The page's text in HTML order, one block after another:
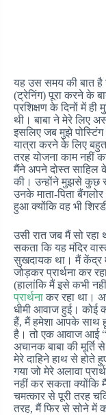
यह उस समय की बात है
(ट्रेनिंग) पूरा करने के
प्रशिक्षण के दिनों में ही
थी। बाबा ने मेरे लिए
इसलिए जब मुझे पोस्टिंग
यात्रा करने के लिए
तरह योजना काम नहीं
मैंने अपने दोस्त साहिल
की। उन्होंने मुझसे कुछ
उनके माता-पिता
हुआ क्योंकि वह भी
उसी रात जब मैं सो रहा
सकता कि यह मंदिर
सुखदायक था। मैं केंद्र में
जोड़कर प्रार्थना कर
(हालांकि मैं इसे कभी
प्रार्थनाकर रहा था।
धीमी आवाज हुई। कोई
हैं, मैं हमेशा आपके साथ
है। तो एक आवाज आई
अचानक बाबा की
मेरे दाहिने हाथ से होते
गया जो मेरे अलावा
नहीं कर सकता क्योंकि
चमत्कार से पूरी तरह
तरह, मैं फिर से सोने में